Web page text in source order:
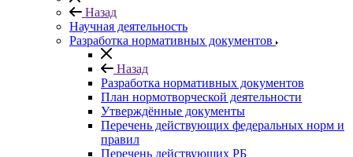
Назад
Научная деятельность
Разработка нормативных документов
Назад
Разработка нормативных документов
План нормотворческой деятельности
Утверждённые документы
Перечень действующих федеральных норм и
правил
Перечень действующих РБ